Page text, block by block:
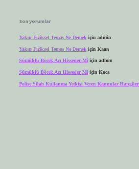
Son yorumlar
Yakın Fiziksel Temas Ne Demek için admin
Yakın Fiziksel Temas Ne Demek için Kaan
Sümüklü Böcek Acı Hisseder Miiçin admin
Sümüklü Böcek Acı Hisseder Mi için Koca
Polise Silah Kullanma Yetkisi Veren Kanunlar Hangileri